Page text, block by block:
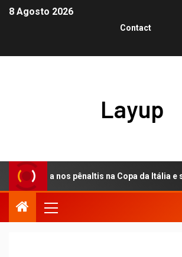
8 Agosto 2026
Contact
Layup
nos pênaltis na Copa da Itália e segura